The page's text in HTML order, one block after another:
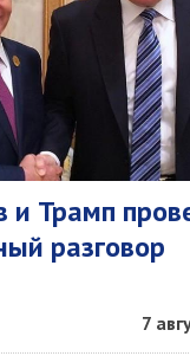
и Трамп
разговор
7